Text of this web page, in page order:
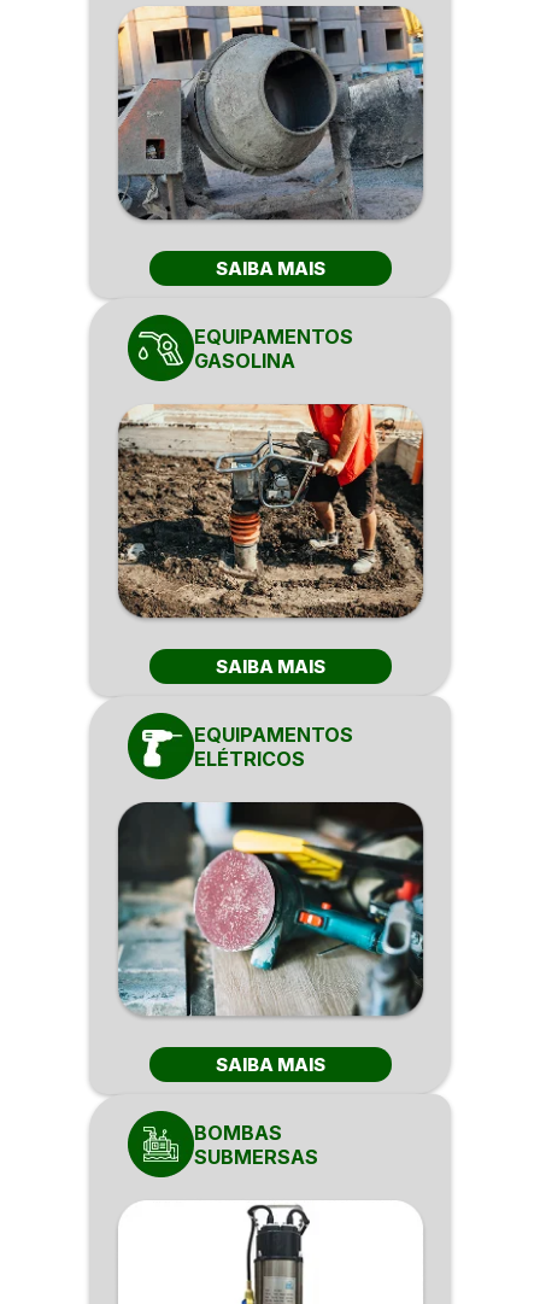
SAIBA MAIS
EQUIPAMENTOS
GASOLINA
SAIBA MAIS
EQUIPAMENTOS
ELÉTRICOS
SAIBA MAIS
BOMBAS
SUBMERSAS